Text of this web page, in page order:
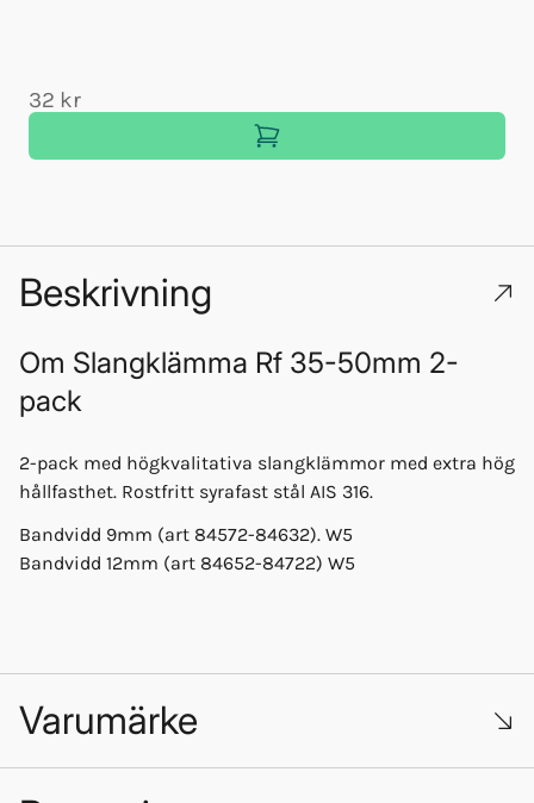
32 kr
Beskrivning
Om Slangklämma Rf 35-50mm 2-
pack
2-pack med högkvalitativa slangklämmor med extra hög
hållfasthet. Rostfritt syrafast stål AIS 316.
Bandvidd 9mm (art 84572-84632). W5
Bandvidd 12mm (art 84652-84722) W5
Varumärke